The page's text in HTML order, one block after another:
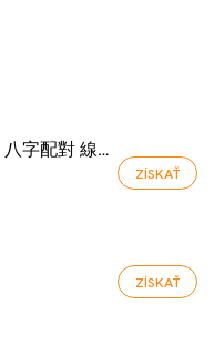
八字排盤-八字算命 八字配對 線上算命 生辰八字查詢
ZÍSKAŤ
ZÍSKAŤ